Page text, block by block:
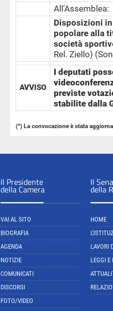
All'Assemblea:
Disposizioni
popolare alla
società
Rel. Ziello)
AVVISO
I deputati
previste
stabilite dalla
(*) La convocazione è stata
Il Presidente
della Camera
VAI AL SITO
BIOGRAFIA
AGENDA
NOTIZIE
COMUNICATI
DISCORSI
FOTO/VIDEO
Il
della
HOME
LAVORI
LEGGI E